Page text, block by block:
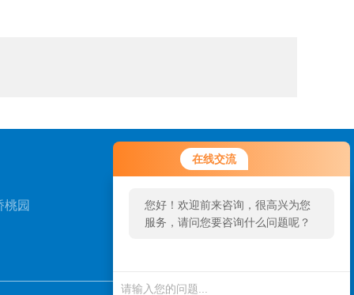
在线交流
您好！欢迎前来咨询，很高兴为您
服务，请问您要咨询什么问题呢？
您好，看您停留很久了，是否找到
了需求产品，您可以直接在线与我
桃园